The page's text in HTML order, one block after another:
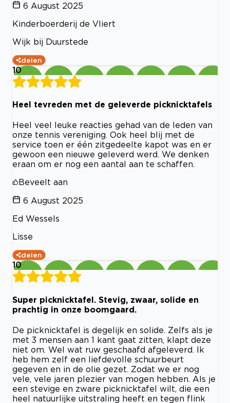
6 August 2025
Kinderboerderij de Vliert
Wijk bij Duurstede
delen
10
Heel tevreden met de geleverde picknicktafels
Heel veel leuke reacties gehad van de leden van
onze tennis vereniging. Ook heel blij met de
service toen er één zitgedeelte kapot was en er
gewoon een nieuwe geleverd werd. We denken
eraan om er nog een aantal aan te schaffen.
Beveelt aan
6 August 2025
Ed Wessels
Lisse
delen
10
Super picknicktafel. Stevig, zwaar, solide en
prachtig in onze boomgaard.
De picknicktafel is degelijk en solide. Zelfs als je
met 3 mensen aan 1 kant gaat zitten, klapt deze
niet om. Wel wat ruw geschaafd afgeleverd. Ik
heb hem zelf een liefdevolle schuurbeurt
gegeven en in de olie gezet. Zodat we er nog
vele, vele jaren plezier van mogen hebben. Als je
een stevige en zware picknicktafel wilt, die een
heel natuurlijke uitstraling heeft en tegen flink